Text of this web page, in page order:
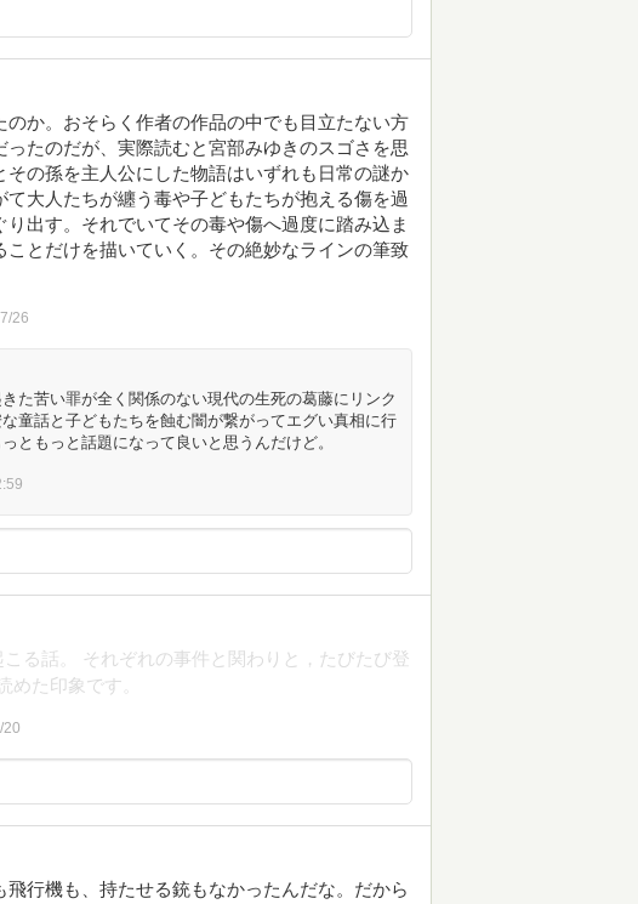
か。おそらく作者の作品の中でも目立たない方
たのだが、実際読むと宮部みゆきのスゴさを思
の孫を主人公にした物語はいずれも日常の謎か
大人たちが纏う毒や子どもたちが抱える傷を過
出す。それでいてその毒や傷へ過度に踏み込ま
とだけを描いていく。その絶妙なラインの筆致
26
た苦い罪が全く関係のない現代の生死の葛藤にリンク
童話と子どもたちを蝕む闇が繋がってエグい真相に行
ともっと話題になって良いと思うんだけど。
る話。 それぞれの事件と関わりと，たびたび登
めた印象です。
20
飛行機も、持たせる銃もなかったんだな。だから